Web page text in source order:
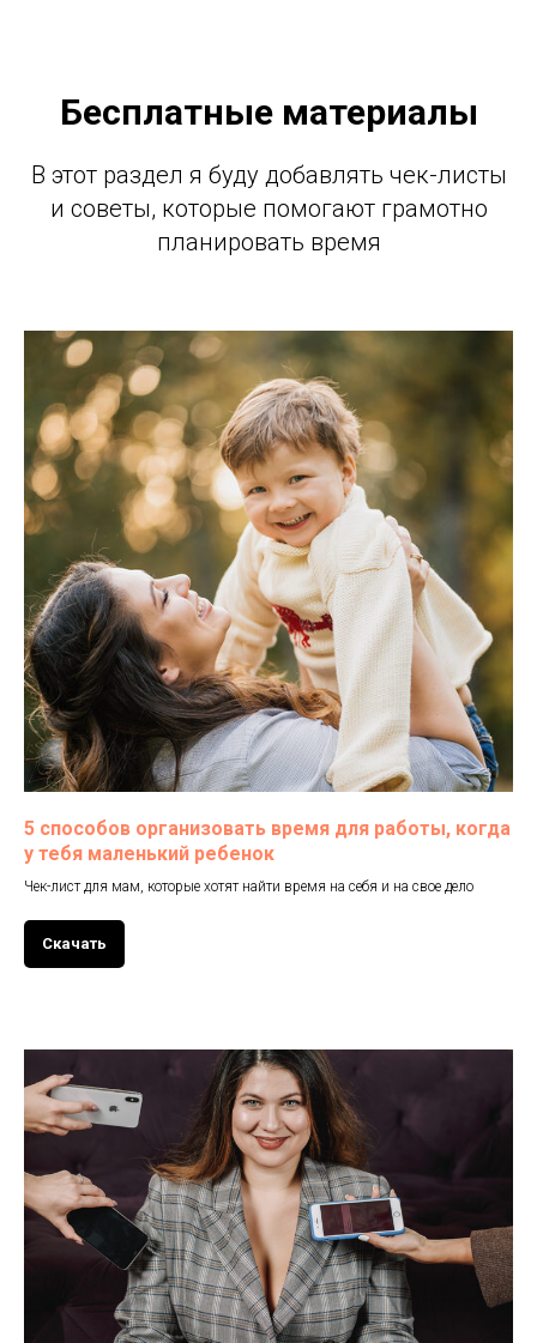
Бесплатные материалы
В этот раздел я буду добавлять чек-листы
и советы, которые помогают грамотно
планировать время
5 способов организовать время для работы, когда
у тебя маленький ребенок
Чек-лист для мам, которые хотят найти время на себя и на свое дело
Скачать